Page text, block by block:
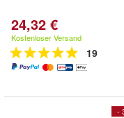
24,32 €
Kostenloser Versand
19
-